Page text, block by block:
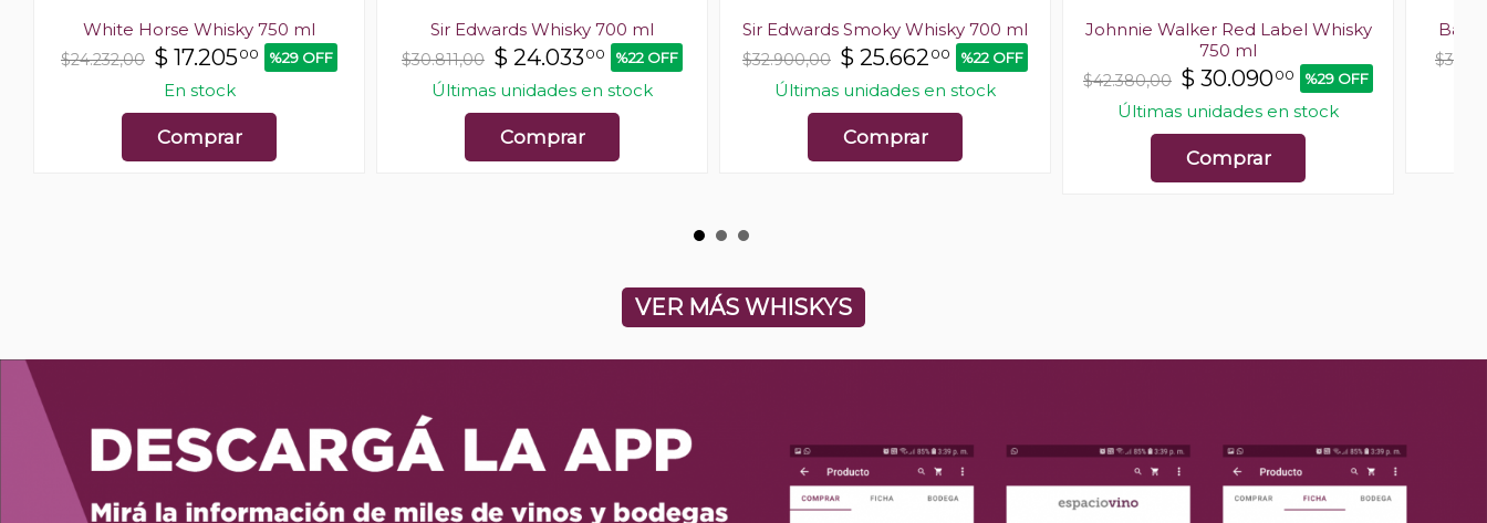
White Horse Whisky 750 ml
$24.232,00 $ 17.20500 %29 OFF
En stock
Comprar
Sir Edwards Whisky 700 ml
$30.811,00 $ 24.033 00 %22 OFF
Últimas unidades en stock
Comprar
Sir Edwards Smoky Whisky 700 ml
$32.900,00 $ 25.662 00 %22 OFF
Últimas unidades en stock
Comprar
Johnnie Walker Red Label Whisky
750 ml
$42.380,00 $ 30.09000 %29 OFF
Últimas unidades en stock
Comprar
VER MÁS WHISKYS